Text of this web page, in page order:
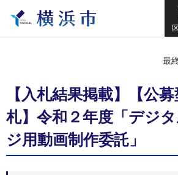
最
【入札結果掲載】【公
札】令和２年度「デジ
ジ用動画制作委託」